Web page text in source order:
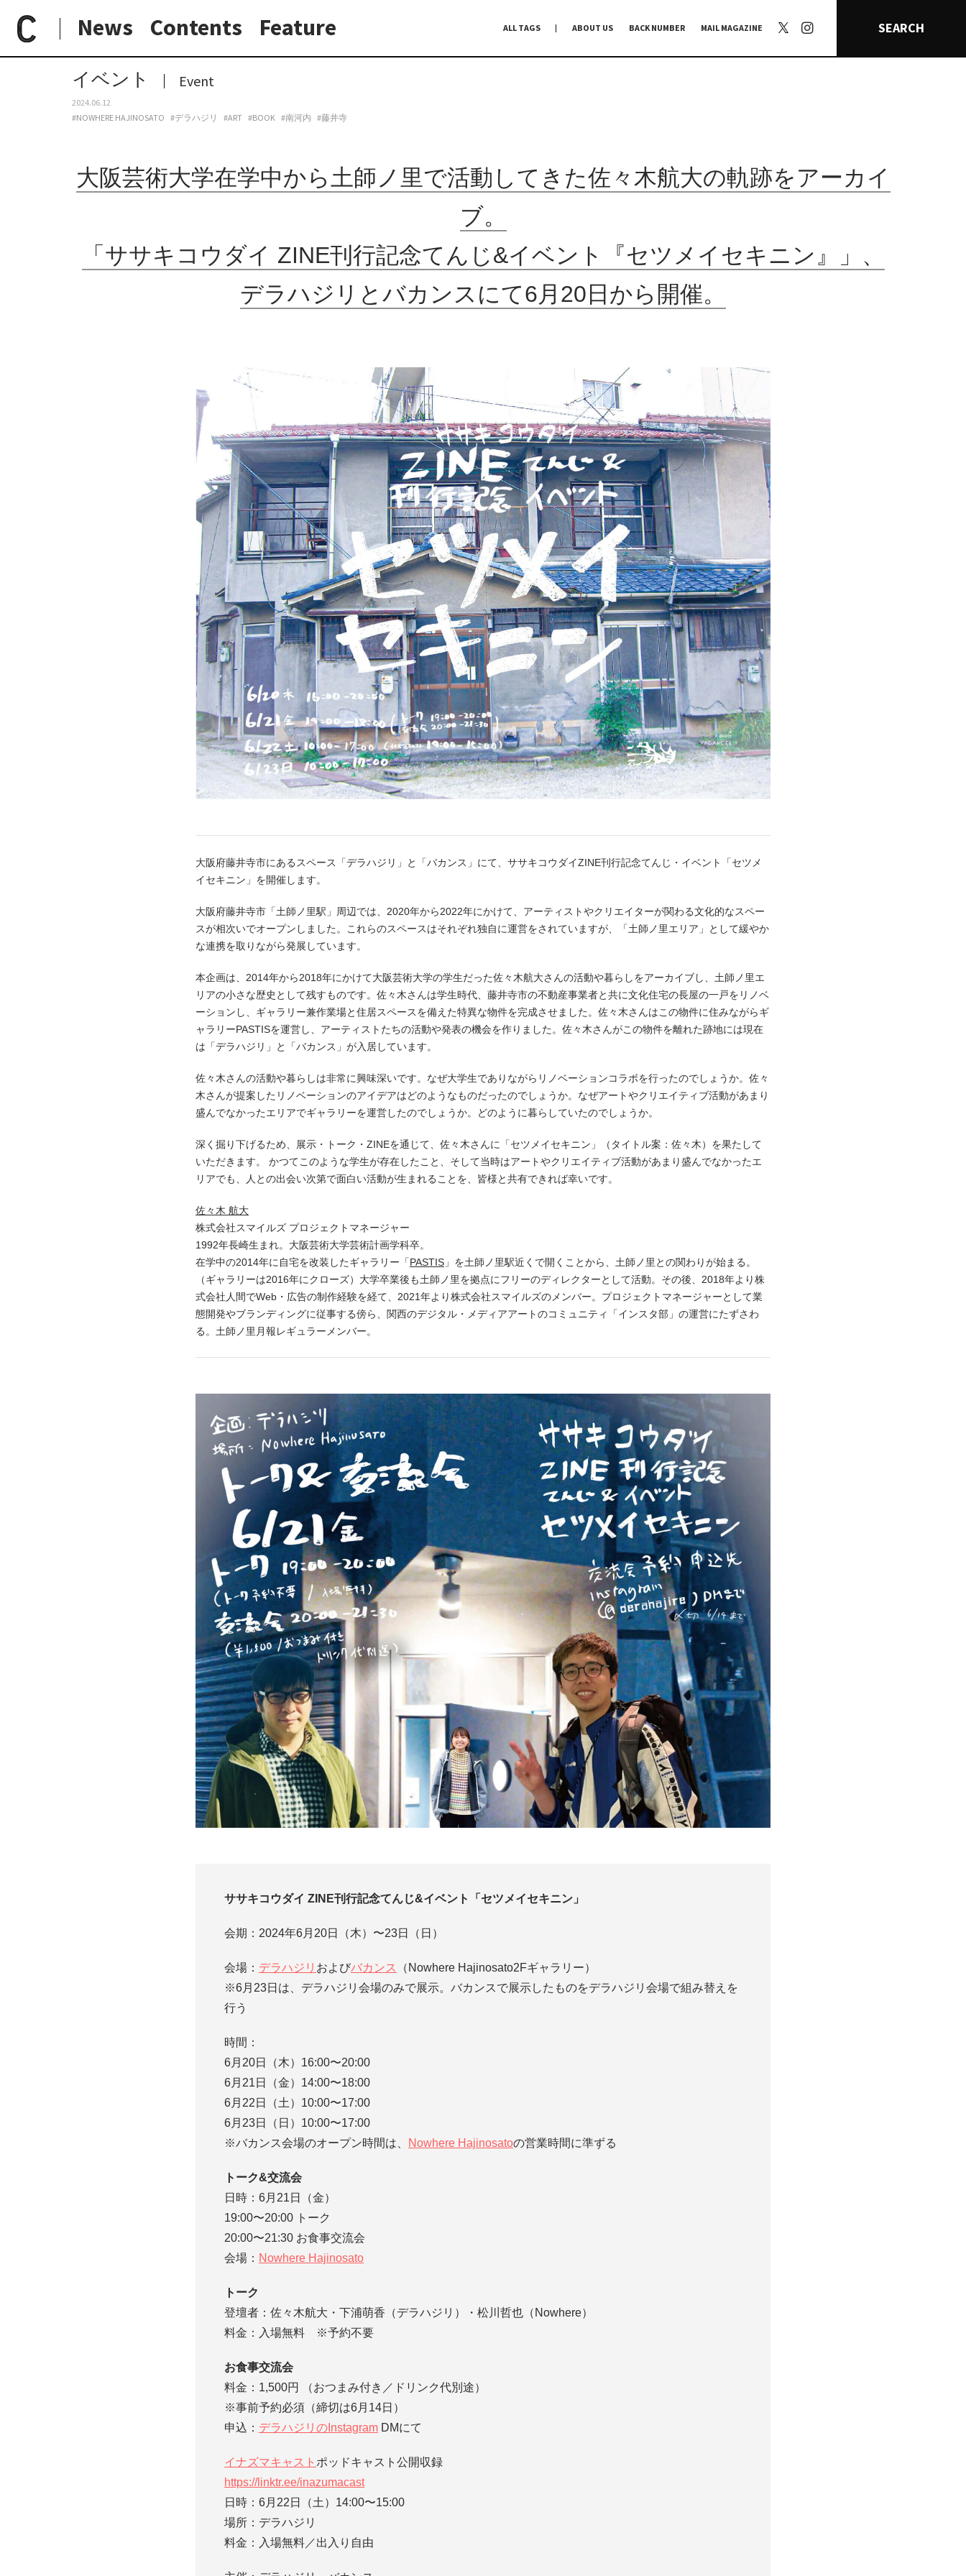
News Contents Feature ALL TAGS ABOUT US BACK NUMBER MAIL MAGAZINE SEARCH
日常と現場
paperC 今週のイベント
イベント Event
2024.06.12
#NOWHERE HAJINOSATO #デラハジリ #ART #BOOK #南河内 #藤井寺
大阪芸術大学在学中から土師ノ里で活動してきた佐々木航大の軌跡をアーカイ
ブ。
「ササキコウダイ ZINE刊行記念てんじ&イベント『セツメイセキニン』」、
デラハジリとバカンスにて6月20日から開催。
大阪府藤井寺市にあるスペース「デラハジリ」と「バカンス」にて、ササキコウダイZINE刊行記念てんじ・イベント「セツメ
イセキニン」を開催します。
大阪府藤井寺市「土師ノ里駅」周辺では、2020年から2022年にかけて、アーティストやクリエイターが関わる文化的なスペー
スが相次いでオープンしました。これらのスペースはそれぞれ独自に運営をされていますが、「土師ノ里エリア」として緩やか
な連携を取りながら発展しています。
本企画は、2014年から2018年にかけて大阪芸術大学の学生だった佐々木航大さんの活動や暮らしをアーカイブし、土師ノ里エ
リアの小さな歴史として残すものです。佐々木さんは学生時代、藤井寺市の不動産事業者と共に文化住宅の長屋の一戸をリノベ
ーションし、ギャラリー兼作業場と住居スペースを備えた特異な物件を完成させました。佐々木さんはこの物件に住みながらギ
ャラリーPASTISを運営し、アーティストたちの活動や発表の機会を作りました。佐々木さんがこの物件を離れた跡地には現在
は「デラハジリ」と「バカンス」が入居しています。
佐々木さんの活動や暮らしは非常に興味深いです。なぜ大学生でありながらリノベーションコラボを行ったのでしょうか。佐々
木さんが提案したリノベーションのアイデアはどのようなものだったのでしょうか。なぜアートやクリエイティブ活動があまり
盛んでなかったエリアでギャラリーを運営したのでしょうか。どのように暮らしていたのでしょうか。
深く掘り下げるため、展示・トーク・ZINEを通じて、佐々木さんに「セツメイセキニン」（タイトル案：佐々木）を果たして
いただきます。 かつてこのような学生が存在したこと、そして当時はアートやクリエイティブ活動があまり盛んでなかったエ
リアでも、人との出会い次第で面白い活動が生まれることを、皆様と共有できれば幸いです。
佐々木 航大
株式会社スマイルズ プロジェクトマネージャー
1992年長崎生まれ。大阪芸術大学芸術計画学科卒。
在学中の2014年に自宅を改装したギャラリー「PASTIS 」を土師ノ里駅近くで開くことから、土師ノ里との関わりが始まる。
（ギャラリーは2016年にクローズ）大学卒業後も土師ノ里を拠点にフリーのディレクターとして活動。その後、2018年より株
式会社人間でWeb・広告の制作経験を経て、2021年より株式会社スマイルズのメンバー。プロジェクトマネージャーとして業
態開発やブランディングに従事する傍ら、関西のデジタル・メディアアートのコミュニティ「インスタ部」の運営にたずさわ
る。土師ノ里月報レギュラーメンバー。
ササキコウダイ ZINE刊行記念てんじ&イベント「セツメイセキニン」
会期：2024年6月20日（木）〜23日（日）
会場： デラハジリ およびバカンス
（Nowhere Hajinosato2Fギャラリー）
※6月23日は、デラハジリ会場のみで展示。バカンスで展示したものをデラハジリ会場で組み替えを
行う
時間：
6月20日（木）16:00〜20:00
6月21日（金）14:00〜18:00
6月22日（土）10:00〜17:00
6月23日（日）10:00〜17:00
※バカンス会場のオープン時間は、
Nowhere Hajinosatoの営業時間に準ずる
トーク&交流会
日時：6月21日（金）
19:00〜20:00 トーク
20:00〜21:30 お食事交流会
会場： Nowhere Hajinosato
トーク
登壇者：佐々木航大・下浦萌香（デラハジリ）・松川哲也（Nowhere）
料金：入場無料 ※予約不要
お食事交流会
料金：1,500円 （おつまみ付き／ドリンク代別途）
※事前予約必須（締切は6月14日）
申込： デラハジリのInstagram DMにて
イナズマキャスト ポッドキャスト公開収録
https://linktr.ee/inazumacast
日時：6月22日（土）14:00〜15:00
場所：デラハジリ
料金：入場無料／出入り自由